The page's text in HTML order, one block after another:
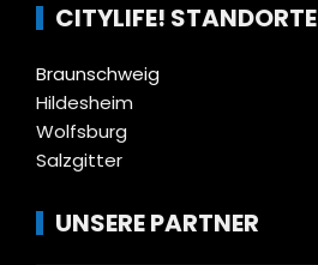
CITYLIFE! STANDORTE
Braunschweig
Hildesheim
Wolfsburg
Salzgitter
UNSERE PARTNER